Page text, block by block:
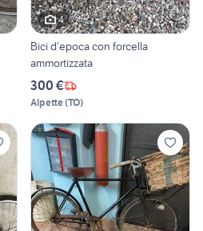
4
Bici d’epoca con forcella
ammortizzata
300 €
Alpette(TO)